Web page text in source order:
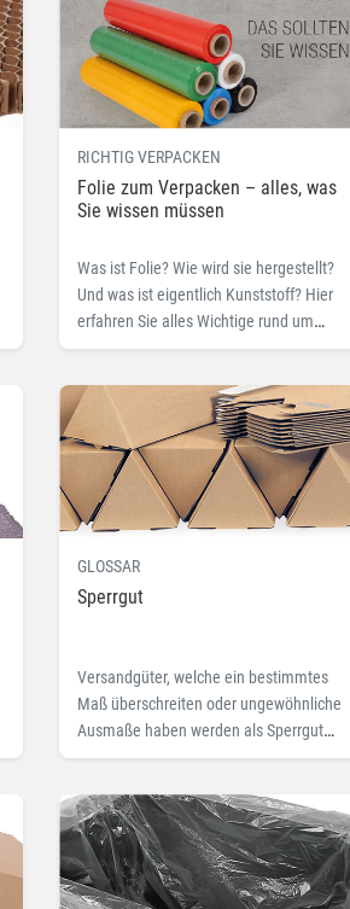
RICHTIG VERPACKEN
Folie zum Verpacken – alles, was
Sie wissen müssen
Was ist Folie? Wie wird sie hergestellt?
Und was ist eigentlich Kunststoff? Hier
erfahren Sie alles Wichtige rund um
dieses beliebte Verpackungsmaterial.
GLOSSAR
Sperrgut
Versandgüter, welche ein bestimmtes
Maß überschreiten oder ungewöhnliche
Ausmaße haben werden als Sperrgut
bezeichnet. Lesen Sie hier mehr.